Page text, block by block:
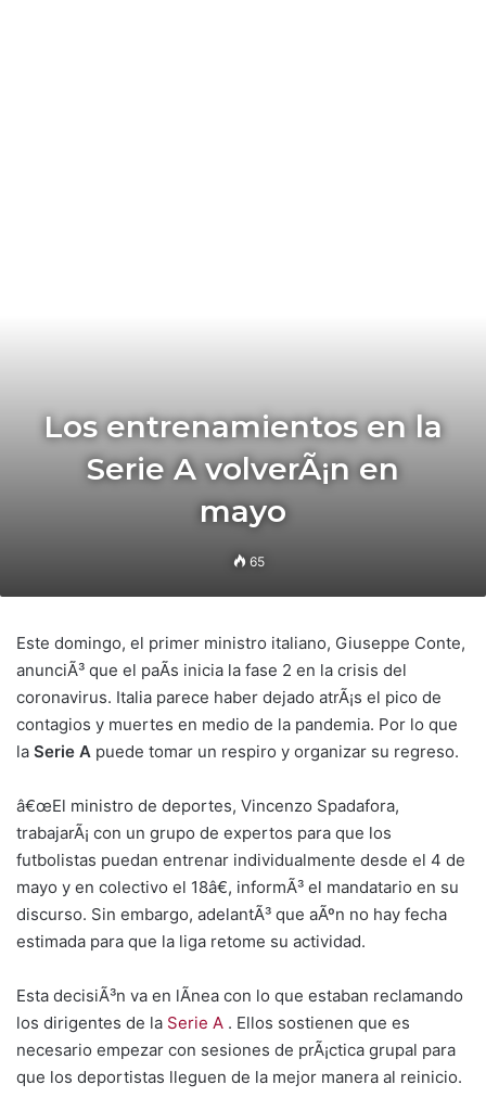
Los entrenamientos en la
Serie A volverÃ¡n en
mayo
65
Este domingo, el primer ministro italiano, Giuseppe Conte,
anunciÃ³ que el paÃ­s inicia la fase 2 en la crisis del
coronavirus. Italia parece haber dejado atrÃ¡s el pico de
contagios y muertes en medio de la pandemia. Por lo que
la Serie A puede tomar un respiro y organizar su regreso.
â€œEl ministro de deportes, Vincenzo Spadafora,
trabajarÃ¡ con un grupo de expertos para que los
futbolistas puedan entrenar individualmente desde el 4 de
mayo y en colectivo el 18â€, informÃ³ el mandatario en su
discurso. Sin embargo, adelantÃ³ que aÃºn no hay fecha
estimada para que la liga retome su actividad.
Esta decisiÃ³n va en lÃ­nea con lo que estaban reclamando
los dirigentes de la Serie A . Ellos sostienen que es
necesario empezar con sesiones de prÃ¡ctica grupal para
que los deportistas lleguen de la mejor manera al reinicio.